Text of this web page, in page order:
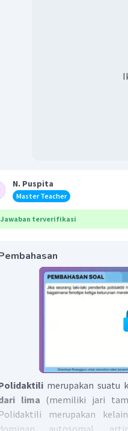
N. Puspita
Master Teacher
Jawaban terverifikasi
merupakan suatu
lima (memiliki jari
Polidaktili merupakan
autosomal,